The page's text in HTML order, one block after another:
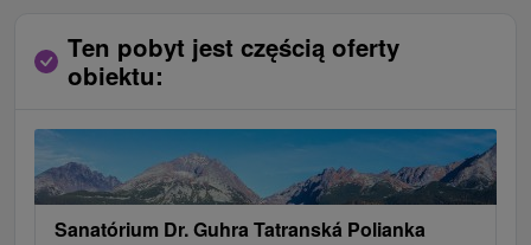
Ten pobyt jest częścią oferty
obiektu:
Sanatórium Dr. Guhra Tatranská Polianka